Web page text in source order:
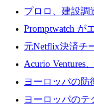
のインテリジェ
ユーロを確保
プロロ、建設調
ンドを調達
Promptwatch が
適化プラットフ
万ユーロを調達
元Netflix決済チ
ラットフォーム
万ユーロを調達
Acurio Ventures
流動性を解放す
ファンドを立ち
ヨーロッパの防
ングは、180億
ヨーロッパのテ